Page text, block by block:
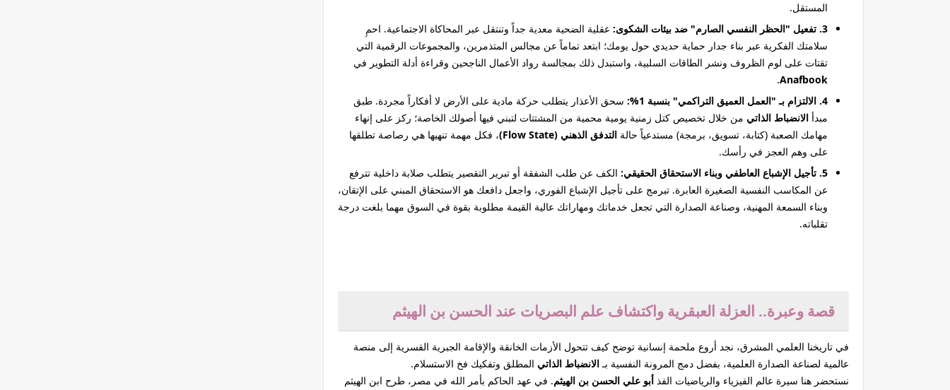
المستقل.
3. تفعيل "الحظر النفسي الصارم" ضد بيئات الشكوى:
عقلية الضحية معدية جداً وتنتقل عبر المحاكاة الاجتماعية. احمِ
سلامتك الفكرية عبر بناء جدار حماية حديدي حول يومك؛ ابتعد تماماً عن مجالس المتذمرين، والمجموعات الرقمية التي
تقتات على لوم الظروف ونشر الطاقات السلبية، واستبدل ذلك بمجالسة رواد الأعمال الناجحين وقراءة أدلة التطوير في
Anafbook
.
4. الالتزام بـ "العمل العميق التراكمي" بنسبة 1%:
سحق الأعذار يتطلب حركة مادية على الأرض لا أفكاراً مجردة. طبق
مبدأ الانضباط الذاتي من خلال تخصيص كتل زمنية يومية محمية من المشتتات لتبني فيها أصولك الخاصة؛ ركز على إنهاء
مهامك الصعبة (كتابة، تسويق، برمجة) مستدعياً حالة التدفق الذهني (Flow State)
، فكل مهمة تنهيها هي رصاصة تطلقها
على وهم العجز في رأسك.
5. تأجيل الإشباع العاطفي وبناء الاستحقاق الحقيقي:
الكف عن طلب الشفقة أو تبرير التقصير يتطلب صلابة داخلية تترفع
عن المكاسب النفسية الصغيرة العابرة. تبرمج على تأجيل الإشباع الفوري، واجعل دافعك هو الاستحقاق المبني على الإتقان،
وبناء السمعة المهنية، وصناعة الصدارة التي تجعل خدماتك ومهاراتك عالية القيمة مطلوبة بقوة في السوق مهما بلغت درجة
تقلباته.
قصة وعبرة.. العزلة العبقرية واكتشاف علم البصريات عند الحسن بن الهيثم
في تاريخنا العلمي المشرق، نجد أروع ملحمة إنسانية توضح كيف تتحول الأزمات الخانقة والإقامة الجبرية القسرية إلى منصة
عالمية لصناعة الصدارة العلمية، بفضل دمج المرونة النفسية بـالانضباط الذاتي المطلق وتفكيك فخ الاستسلام.
نستحضر هنا سيرة عالم الفيزياء والرياضيات الفذ أبو علي الحسن بن الهيثم. في عهد الحاكم بأمر الله في مصر، طرح ابن الهيثم